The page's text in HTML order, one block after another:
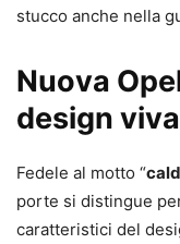
stucco anche nella
Nuova
design
Fedele al motto “
porte si distingue
caratteristici del